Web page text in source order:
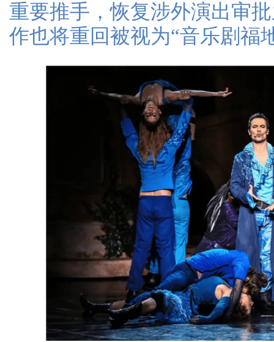
重要推手，恢复涉外演出审
作也将重回被视为“音乐剧福